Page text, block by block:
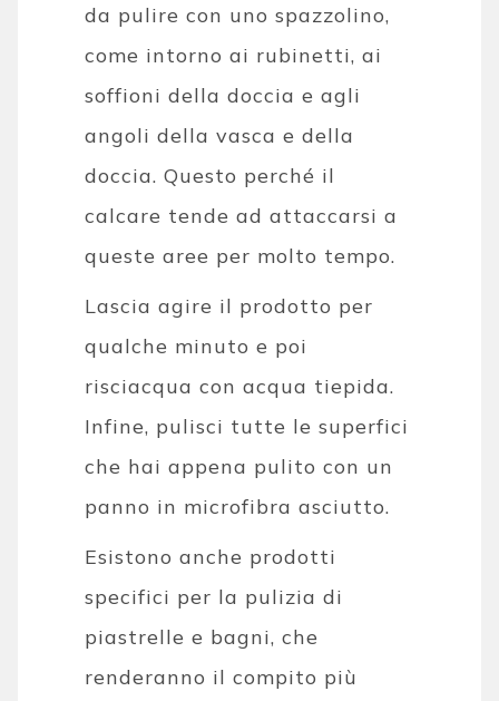
da pulire con uno spazzolino,
come intorno ai rubinetti, ai
soffioni della doccia e agli
angoli della vasca e della
doccia. Questo perché il
calcare tende ad attaccarsi a
queste aree per molto tempo.
Lascia agire il prodotto per
qualche minuto e poi
risciacqua con acqua tiepida.
Infine, pulisci tutte le superfici
che hai appena pulito con un
panno in microfibra asciutto.
Esistono anche prodotti
specifici per la pulizia di
piastrelle e bagni, che
renderanno il compito più